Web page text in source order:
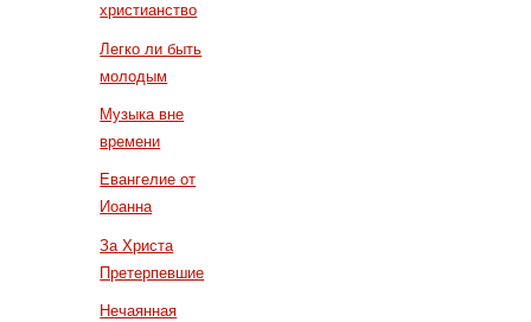
христианство
Легко ли быть
молодым
Музыка вне
времени
Евангелие от
Иоанна
За Христа
Претерпевшие
Нечаянная